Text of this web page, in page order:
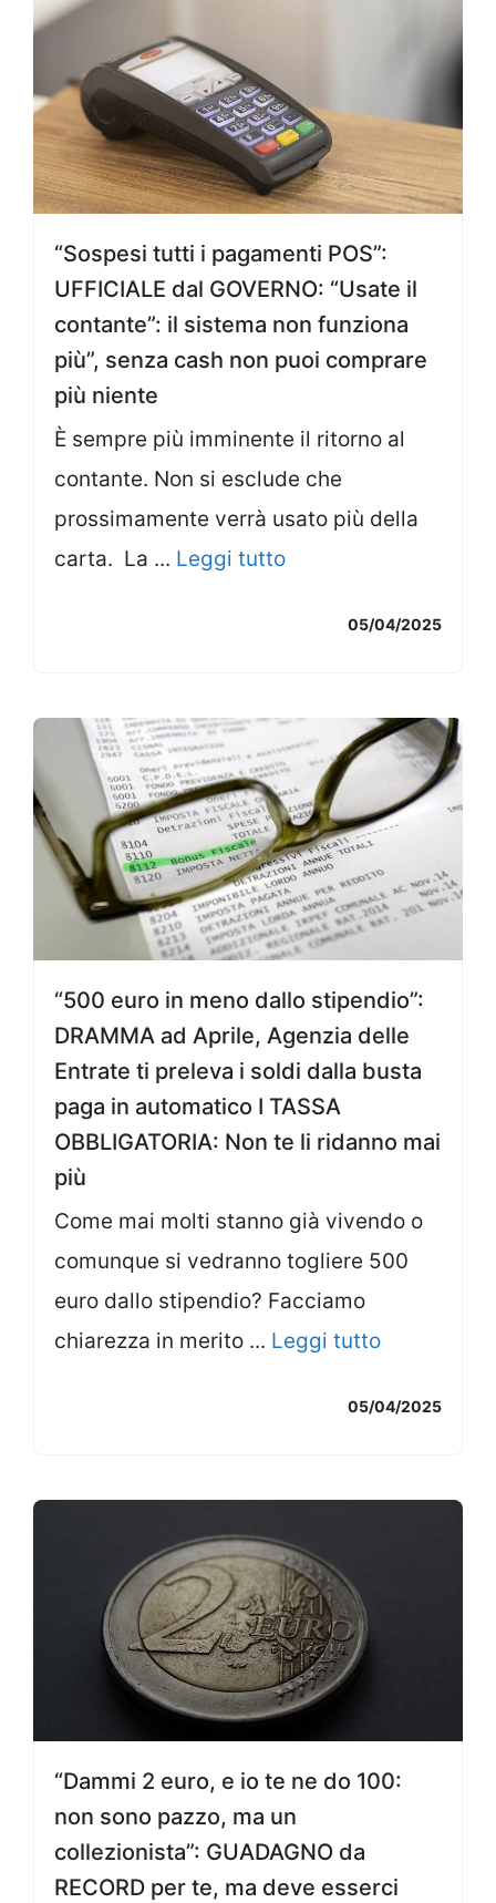
“Sospesi tutti i pagamenti POS”:
UFFICIALE dal GOVERNO: “Usate il
contante”: il sistema non funziona
più”, senza cash non puoi comprare
più niente
È sempre più imminente il ritorno al
contante. Non si esclude che
prossimamente verrà usato più della
carta. La ... Leggi tutto
05/04/2025
“500 euro in meno dallo stipendio”:
DRAMMA ad Aprile, Agenzia delle
Entrate ti preleva i soldi dalla busta
paga in automatico I TASSA
OBBLIGATORIA: Non te li ridanno mai
più
Come mai molti stanno già vivendo o
comunque si vedranno togliere 500
euro dallo stipendio? Facciamo
chiarezza in merito ... Leggi tutto
05/04/2025
“Dammi 2 euro, e io te ne do 100:
non sono pazzo, ma un
collezionista”: GUADAGNO da
RECORD per te, ma deve esserci